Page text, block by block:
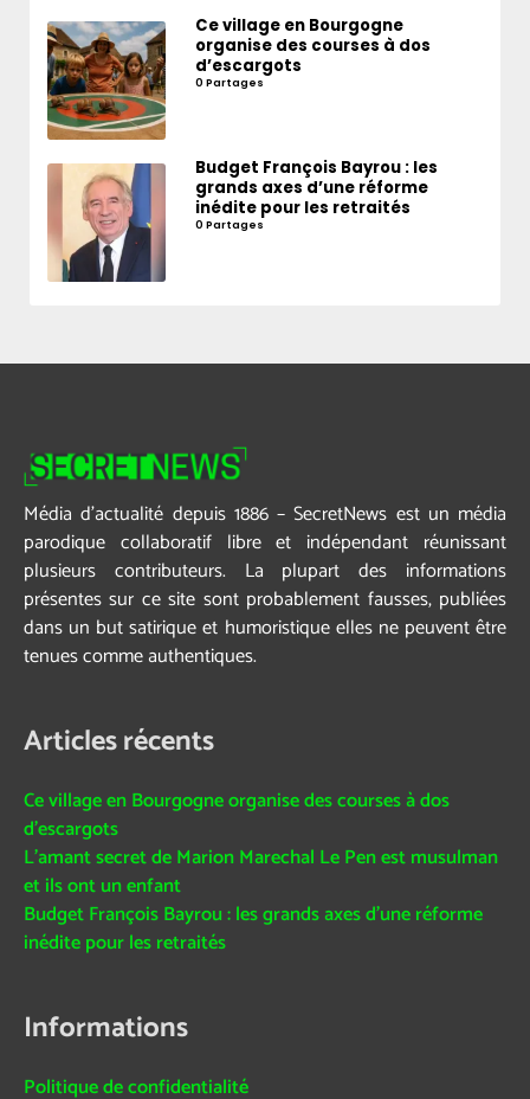
Ce village en Bourgogne
organise des courses à dos
d’escargots
0 Partages
Budget François Bayrou : les
grands axes d’une réforme
inédite pour les retraités
0 Partages
Média d’actualité depuis 1886 – SecretNews est un média
parodique collaboratif libre et indépendant réunissant
plusieurs contributeurs. La plupart des informations
présentes sur ce site sont probablement fausses, publiées
dans un but satirique et humoristique elles ne peuvent être
tenues comme authentiques.
Articles récents
Ce village en Bourgogne organise des courses à dos
d’escargots
L’amant secret de Marion Marechal Le Pen est musulman
et ils ont un enfant
Budget François Bayrou : les grands axes d’une réforme
inédite pour les retraités
Informations
Politique de confidentialité